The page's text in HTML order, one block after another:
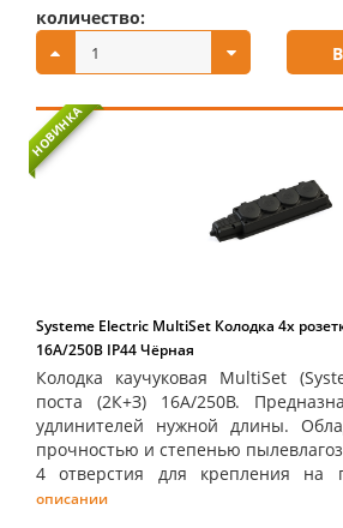
количество:
НОВИНКА
Systeme Electric MultiSet Колодка 4х
16А/250В IP44 Чёрная
Колодка каучуковая MultiSet
поста (2К+З) 16А/250В.
удлинителей нужной длины.
прочностью и степенью
4 отверстия для крепления на
описании